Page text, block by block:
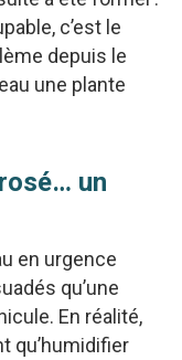
c’est le
depuis le
une plante
un
en urgence
qu’une
En réalité,
qu’humidifier